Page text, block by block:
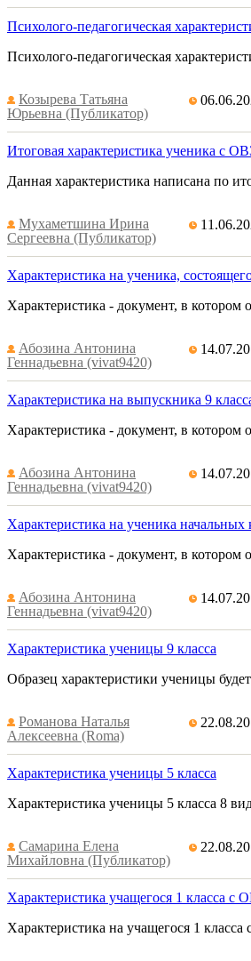
Психолого-педагогическая
Психолого-педагогическая
Козырева Татьяна
Юрьевна (Публикатор)
Итоговая характеристика ученика с
Данная характеристика написана по
Мухаметшина Ирина
Сергеевна (Публикатор)
Характеристика на ученика,
Характеристика - документ, в
Абозина Антонина
Геннадьевна (vivat9420)
Характеристика на выпускника 9
Характеристика - документ, в
Абозина Антонина
Геннадьевна (vivat9420)
Характеристика на ученика начальных
Характеристика - документ, в котором
Абозина Антонина
Геннадьевна (vivat9420)
Характеристика ученицы 9 класса
Образец характеристики ученицы
Романова Наталья
Алексеевна (Roma)
Характеристика ученицы 5 класса
Характеристика ученицы 5 класса 8
Самарина Елена
Михайловна (Публикатор)
Характеристика учащегося 1 класса
Характеристика на учащегося 1